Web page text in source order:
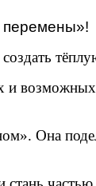
перемены»!
и
Она